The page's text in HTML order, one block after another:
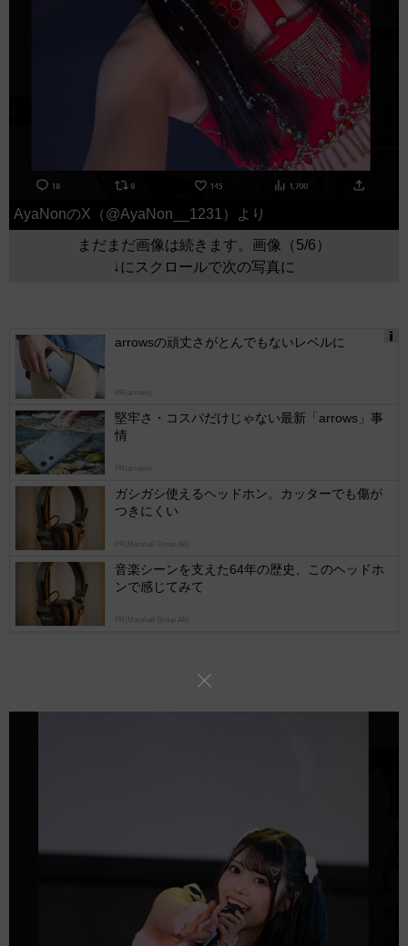
AyaNonのX（@AyaNon__1231）より
まだまだ画像は続きます。画像（5/6）
↓にスクロールで次の写真に
arrowsの頑丈さがとんでもないレベルに
PR(arrows)
堅牢さ・コスパだけじゃない最新「arrows」事
情
PR(arrows)
ガシガシ使えるヘッドホン。カッターでも傷が
つきにくい
PR(Marshall Group AB)
音楽シーンを支えた64年の歴史、このヘッドホ
ンで感じてみて
PR(Marshall Group AB)